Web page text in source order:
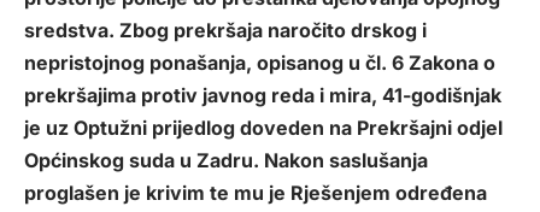
sredstva. Zbog prekršaja naročito drskog i
nepristojnog ponašanja, opisanog u čl. 6 Zakona o
prekršajima protiv javnog reda i mira, 41-godišnjak
je uz Optužni prijedlog doveden na Prekršajni odjel
Općinskog suda u Zadru. Nakon saslušanja
proglašen je krivim te mu je Rješenjem određena